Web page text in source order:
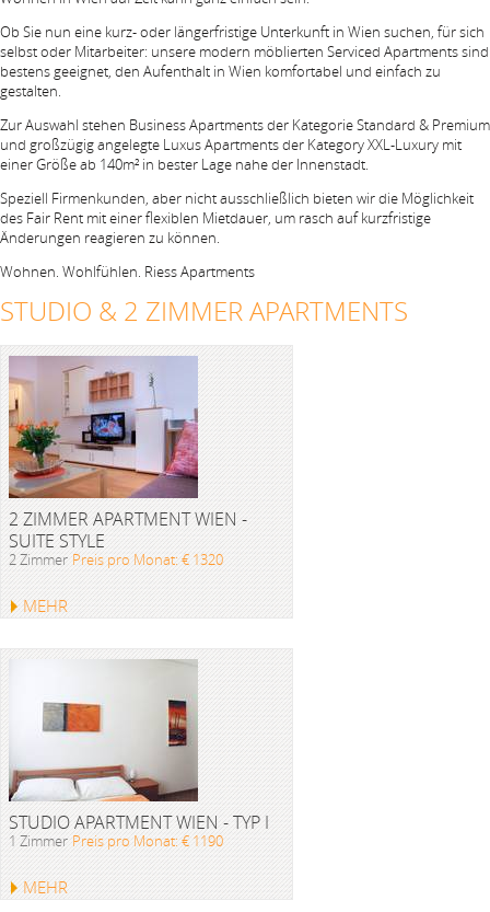
Ob Sie nun eine kurz- oder längerfristige Unterkunft in Wien suchen, für sich
selbst oder Mitarbeiter: unsere modern möblierten Serviced Apartments sind
bestens geeignet, den Aufenthalt in Wien komfortabel und einfach zu
gestalten.
Zur Auswahl stehen Business Apartments der Kategorie Standard & Premium
und großzügig angelegte Luxus Apartments der Kategory XXL-Luxury mit
einer Größe ab 140m² in bester Lage nahe der Innenstadt.
Speziell Firmenkunden, aber nicht ausschließlich bieten wir die Möglichkeit
des Fair Rent mit einer flexiblen Mietdauer, um rasch auf kurzfristige
Änderungen reagieren zu können.
Wohnen. Wohlfühlen. Riess Apartments
STUDIO & 2 ZIMMER APARTMENTS
2 ZIMMER APARTMENT WIEN -
SUITE STYLE
2 Zimmer Preis pro Monat: € 1320
MEHR
STUDIO APARTMENT WIEN - TYP I
1 Zimmer Preis pro Monat: € 1190
MEHR